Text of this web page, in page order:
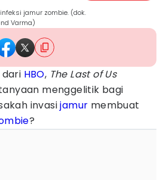
jamur zombie. (dok.
Varma)
dari HBO, The Last of Us
menggelitik bagi
invasijamur membuat
?